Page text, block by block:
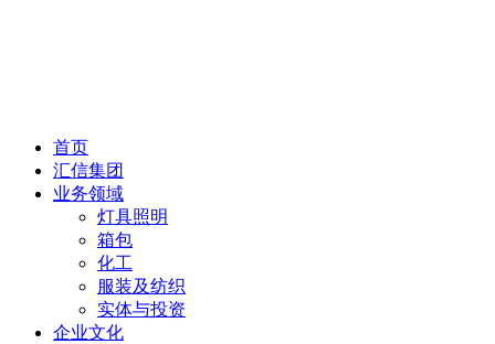
首页
汇信集团
业务领域
灯具照明
箱包
化工
服装及纺织
实体与投资
企业文化